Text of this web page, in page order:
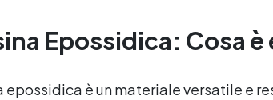
Epossidica: Cosa è
epossidica è un materiale versatile e